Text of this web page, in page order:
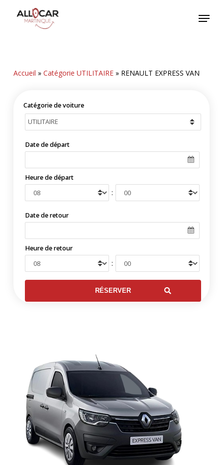
Menu
Accueil » Catégorie UTILITAIRE» RENAULT EXPRESS VAN
Catégorie de voiture
Date de départ
Heure de départ
:
Date de retour
Heure de retour
: